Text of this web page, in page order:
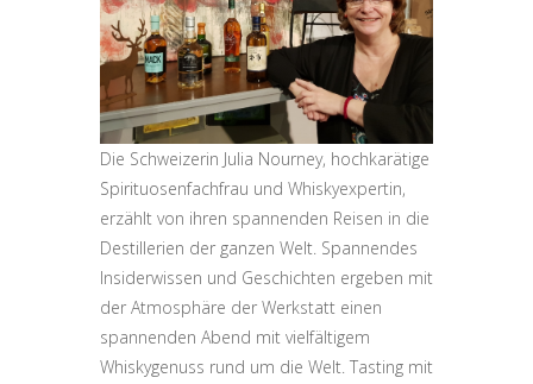
Die Schweizerin Julia Nourney, hochkarätige
Spirituosenfachfrau und Whiskyexpertin,
erzählt von ihren spannenden Reisen in die
Destillerien der ganzen Welt. Spannendes
Insiderwissen und Geschichten ergeben mit
der Atmosphäre der Werkstatt einen
spannenden Abend mit vielfältigem
Whiskygenuss rund um die Welt. Tasting mit